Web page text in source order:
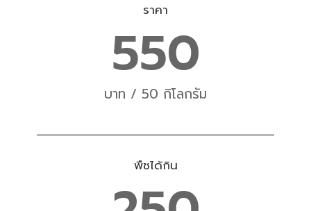
ราคา
บาท / 50 กิโลกรัม
550
พืชได้กิน